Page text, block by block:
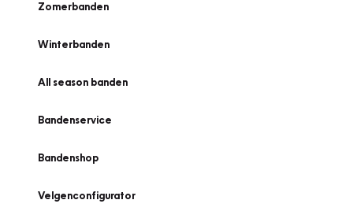
Zomerbanden
Winterbanden
All season banden
Bandenservice
Bandenshop
Velgenconfigurator